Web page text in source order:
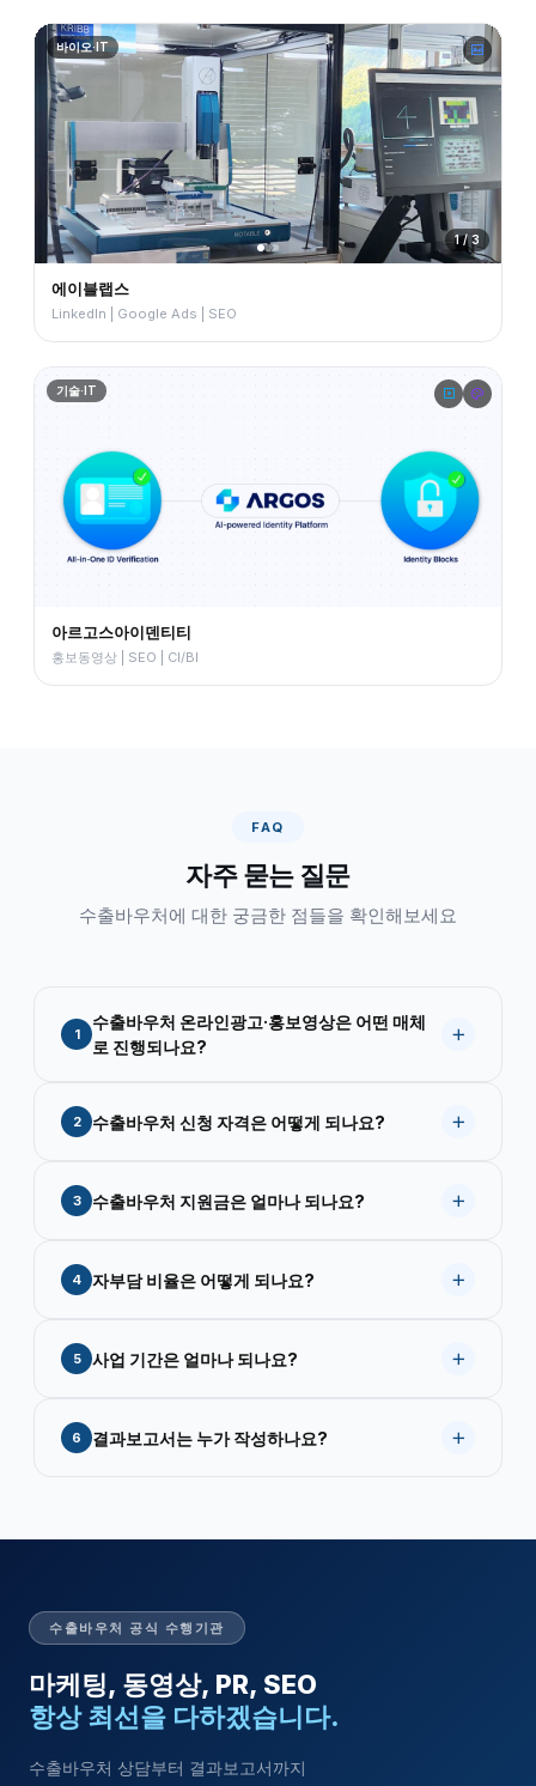
바이오·IT
1 / 3
에이블랩스
LinkedIn | Google Ads | SEO
기술·IT
아르고스아이덴티티
홍보동영상 | SEO | CI/BI
FAQ
자주 묻는 질문
수출바우처에 대한 궁금한 점들을 확인해보세요
1
수출바우처 온라인광고·홍보영상은 어떤 매체
로 진행되나요?
디스플레이), Meta(페이스북·인스타그램), LinkedIn,
숏폼, 전시용 영상, 광고 소재 영상까지 제작 가능합
전 지역 진행 가능합니다.
2 수출바우처 신청 자격은 어떻게 되나요?
억원 이상, 수출 실적 또는 구체적 수출 계획 보유, 국
주시면 무료로 검토해 드립니다.
3 수출바우처 지원금은 얼마나 되나요?
인 마케팅 최대 5,000만원 | 홍보동영상 제작 최대
해외 PR·보도기사 최대 1,000만원. 기업 규모에 따라
4 자부담 비율은 어떻게 되나요?
다. 소기업은 20~30%, 중기업은 30~50% 내외입니
신청 시 안내받으실 수 있습니다.
5 사업 기간은 얼마나 되나요?
개월입니다. 온라인광고는 통상 2~6개월, 홍보영상
6 결과보고서는 누가 작성하나요?
수출바우처 공식 수행기관
마케팅, 동영상, PR, SEO
항상 최선을 다하겠습니다.
수출바우처 상담부터 결과보고서까지